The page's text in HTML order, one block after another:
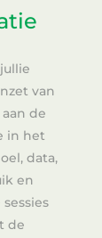
van
de
in het
data,
en
de